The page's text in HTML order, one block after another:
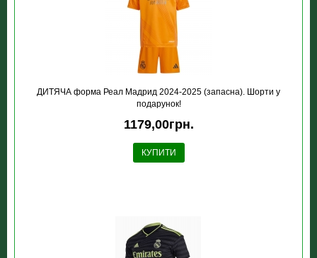
ДИТЯЧА форма Реал Мадрид 2024-2025 (запасна). Шорти у
подарунок!
1179,00грн.
КУПИТИ